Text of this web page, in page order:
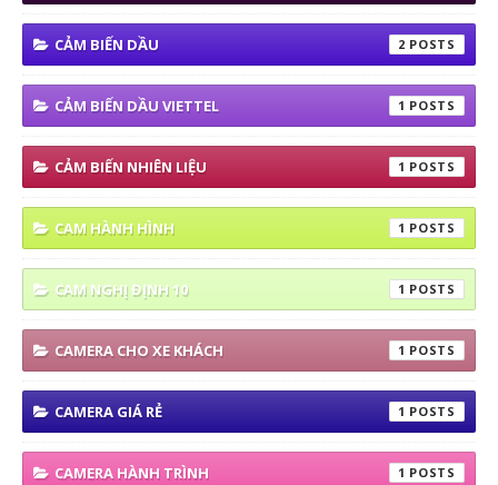
CẢM BIẾN DẦU 2
CẢM BIẾN DẦU VIETTEL 1
CẢM BIẾN NHIÊN LIỆU 1
CAM HÀNH HÌNH 1
CAM NGHỊ ĐỊNH 10 1
CAMERA CHO XE KHÁCH 1
CAMERA GIÁ RẺ 1
CAMERA HÀNH TRÌNH 1